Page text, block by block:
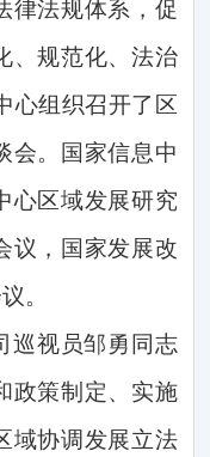
律法规体系，促
、规范化、法治
心组织召开了区
会。国家信息中
心区域发展研究
议，国家发展改
。
巡视员邹勇同志
政策制定、实施
域协调发展立法